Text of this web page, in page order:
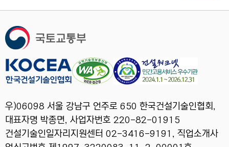
우)06098 서울 강남구 언주로 650 한국건설기술인협회,
대표자명 박종면, 사업자번호 220-82-01915
건설기술인일자리지원센터 02-3416-9191, 직업소개사